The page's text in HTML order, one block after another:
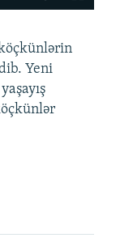
360p
480p
720p
Yeni